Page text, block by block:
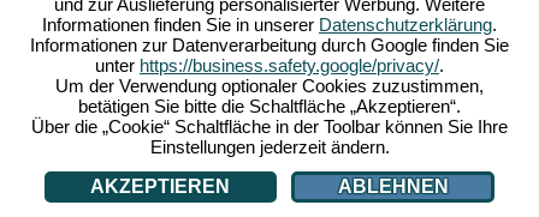
Informationen finden Sie in unserer Datenschutzerklärung.
Informationen zur Datenverarbeitung durch Google finden Sie
unter https://business.safety.google/privacy/.
Um der Verwendung optionaler Cookies zuzustimmen,
betätigen Sie bitte die Schaltfläche „Akzeptieren“.
Über die „Cookie“ Schaltfläche in der Toolbar können Sie Ihre
Einstellungen jederzeit ändern.
AKZEPTIEREN
ABLEHNEN